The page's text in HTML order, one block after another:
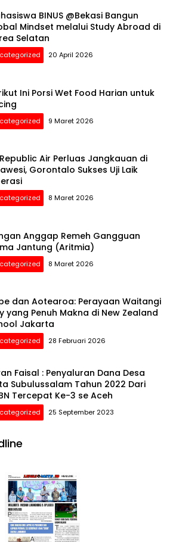
BINUS @Bekasi Bangun
Mindset melalui Study Abroad di
Selatan
20 April 2026
Ini Porsi Wet Food Harian untuk
9 Maret 2026
Air Perluas Jangkauan di
Gorontalo Sukses Uji Laik
8 Maret 2026
Anggap Remeh Gangguan
Jantung (Aritmia)
8 Maret 2026
dan Aotearoa: Perayaan Waitangi
yang Penuh Makna di New Zealand
Jakarta
28 Februari 2026
Faisal : Penyaluran Dana Desa
Subulussalam Tahun 2022 Dari
Tercepat Ke-3 se Aceh
25 September 2023